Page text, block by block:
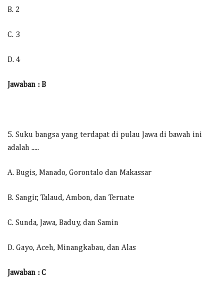
B. 2
C. 3
D. 4
Jawaban : B
5. Suku bangsa yang terdapat di pulau Jawa di bawah ini
adalah .....
A. Bugis, Manado, Gorontalo dan Makassar
B. Sangir, Talaud, Ambon, dan Ternate
C. Sunda, Jawa, Baduy, dan Samin
D. Gayo, Aceh, Minangkabau, dan Alas
Jawaban : C